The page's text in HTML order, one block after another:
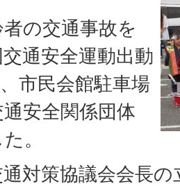
の交通事故を
通安全運動出動
市民会館駐車場
安全関係団体
。
対策協議会会長